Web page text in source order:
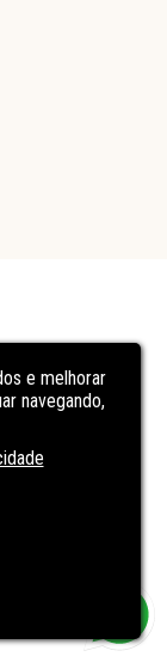
e melhorar
navegando,